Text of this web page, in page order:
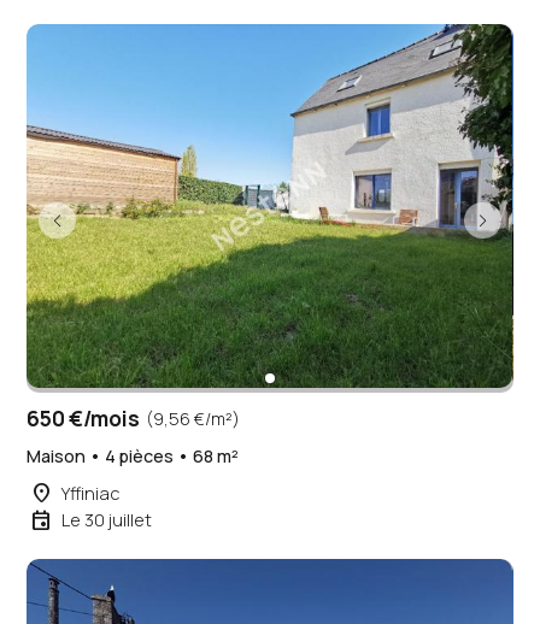
650 €/mois (9,56 €/m²)
Maison • 4 pièces • 68 m²
place Yffiniac
event Le 30 juillet